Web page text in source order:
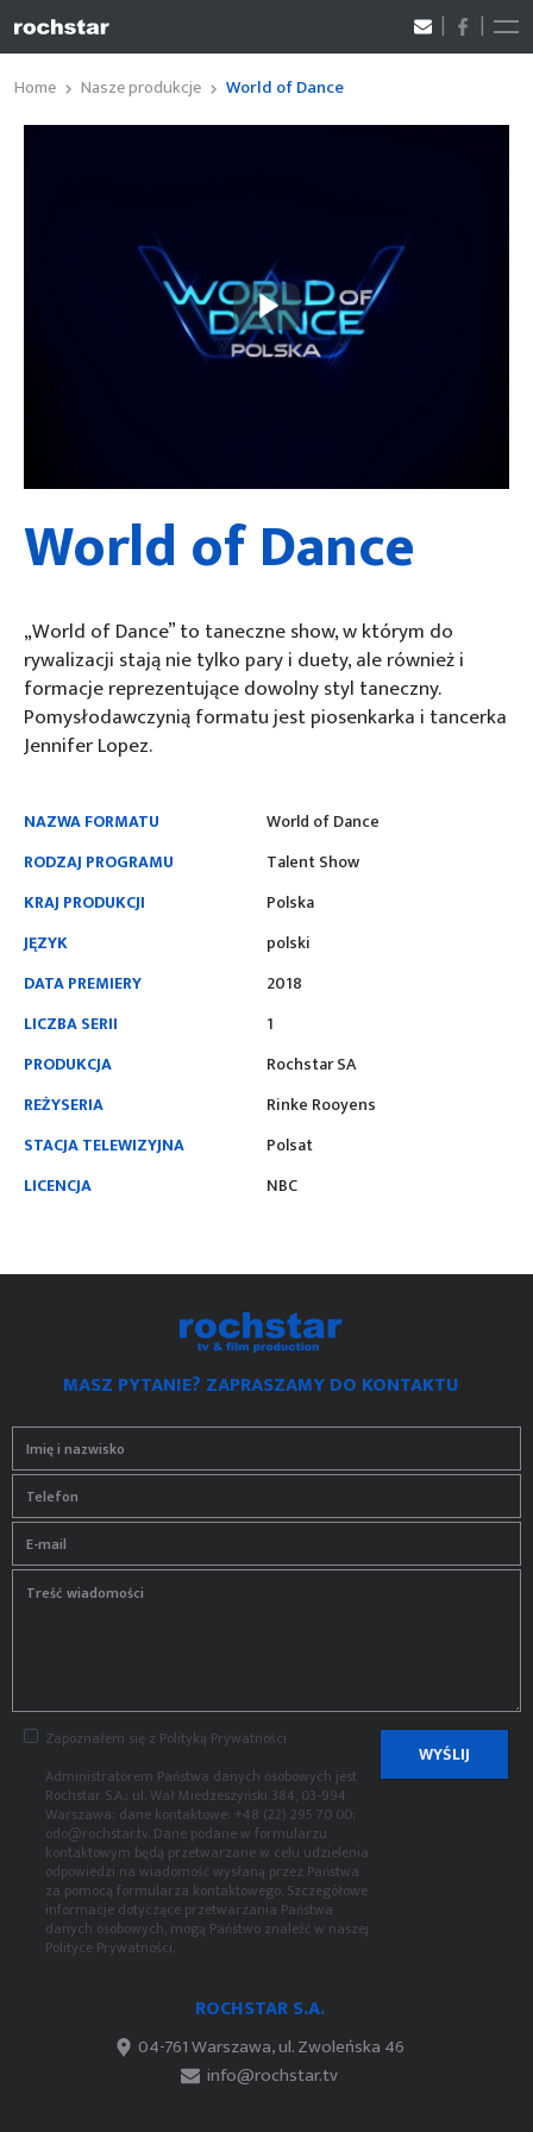
Home Nasze produkcje World of Dance
World of Dance
„World of Dance” to taneczne show, w którym do
rywalizacji stają nie tylko pary i duety, ale również i
formacje reprezentujące dowolny styl taneczny.
Pomysłodawczynią formatu jest piosenkarka i tancerka
Jennifer Lopez.
NAZWA FORMATU
World of Dance
RODZAJ PROGRAMU
Talent Show
KRAJ PRODUKCJI
Polska
JĘZYK
polski
DATA PREMIERY
2018
LICZBA SERII
1
PRODUKCJA
Rochstar SA
REŻYSERIA
Rinke Rooyens
STACJA TELEWIZYJNA
Polsat
LICENCJA
NBC
ROCHSTAR S.A.
04-761 Warszawa, ul. Zwoleńska 46
info@rochstar.tv
MASZ PYTANIE? ZAPRASZAMY DO KONTAKTU
Imię i nazwisko
Telefon
E-mail
Treść wiadomości
Zapoznałem się z Polityką Prywatności
Administratorem Państwa danych osobowych jest
Rochstar S.A.; ul. Wał Miedzeszyński 384, 03-994
Warszawa; dane kontaktowe: +48 (22) 295 70 00;
odo@rochstar.tv. Dane podane w formularzu
kontaktowym będą przetwarzane w celu udzielenia
odpowiedzi na wiadomość wysłaną przez Państwa
za pomocą formularza kontaktowego. Szczegółowe
informacje dotyczące przetwarzania Państwa
danych osobowych, mogą Państwo znaleźć w naszej
Polityce Prywatności.
WYŚLIJ